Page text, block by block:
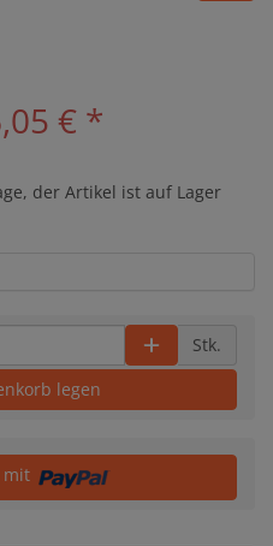
€ *
der Artikel ist auf Lager
Stk.
legen
mit